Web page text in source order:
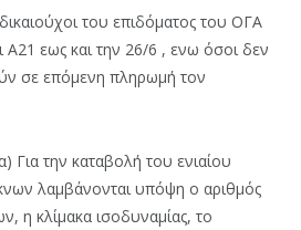
του επιδόματος του ΟΓΑ
Α21 εως και την 26/6 , ενω όσοι δεν
σε επόμενη πληρωμή τον
Για την καταβολή του ενιαίου
λαμβάνονται υπόψη ο αριθμός
η κλίμακα ισοδυναμίας, το